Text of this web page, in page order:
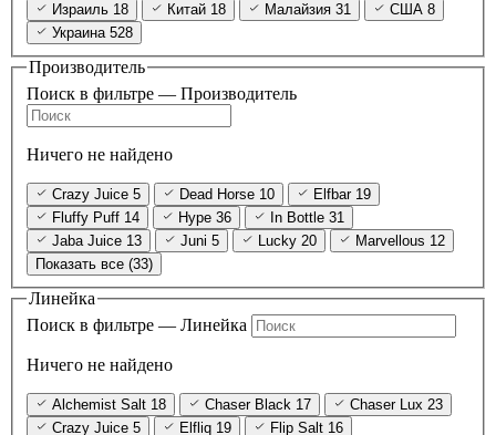
Израиль 18 Китай 18 Малайзия 31 США 8
Украина 528
Производитель
Поиск в фильтре — Производитель
Ничего не найдено
Crazy Juice 5 Dead Horse 10 Elfbar 19
Fluffy Puff 14 Hype 36 In Bottle 31
Jaba Juice 13 Juni 5 Lucky 20 Marvellous 12
Показать все (33)
Линейка
Поиск в фильтре — Линейка
Ничего не найдено
Alchemist Salt 18 Chaser Black 17 Chaser Lux 23
Crazy Juice 5 Elfliq 19 Flip Salt 16